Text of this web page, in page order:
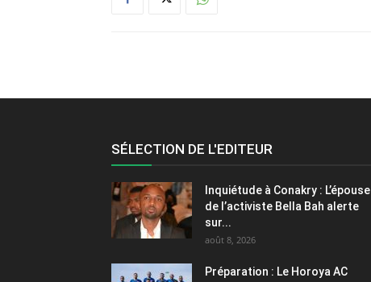
SÉLECTION DE L'EDITEUR
Inquiétude à Conakry : L’épouse
de l’activiste Bella Bah alerte
sur...
août 8, 2026
Préparation : Le Horoya AC